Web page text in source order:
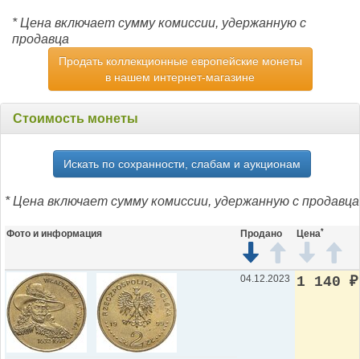
* Цена включает сумму комиссии, удержанную с
продавца
Продать коллекционные европейские монеты
в нашем интернет-магазине
Стоимость монеты
Искать по сохранности, слабам и аукционам
* Цена включает сумму комиссии, удержанную с продавца
Фото и информация Продано Цена*
04.12.2023 1 140 ₽